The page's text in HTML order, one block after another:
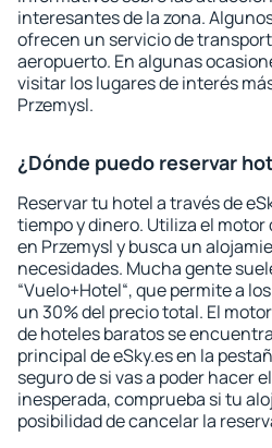
interesantes de la zona.
ofrecen un servicio de
aeropuerto. En algunas
visitar los lugares de interés
Przemysl.
¿Dónde puedo reservar
Reservar tu hotel a través de
tiempo y dinero. Utiliza el
en Przemysl y busca un
necesidades. Mucha gente
“Vuelo+Hotel“, que permite a
un 30% del precio total. El
de hoteles baratos se
principal de eSky.es en la
seguro de si vas a poder hacer
inesperada, comprueba si tu
posibilidad de cancelar la